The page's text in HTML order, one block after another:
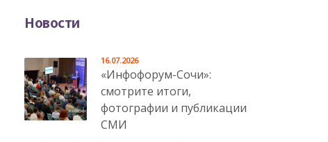
Новости
«Инфофорум-Сочи»:
смотрите итоги,
фотографии и публикации
СМИ
16.07.2026